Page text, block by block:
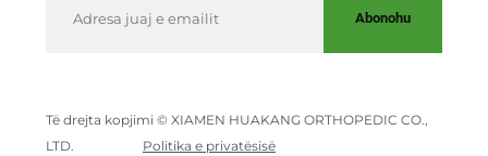
Abonohu
Të drejta kopjimi © XIAMEN HUAKANG ORTHOPEDIC CO.,
LTD.
Politika e privatësisë